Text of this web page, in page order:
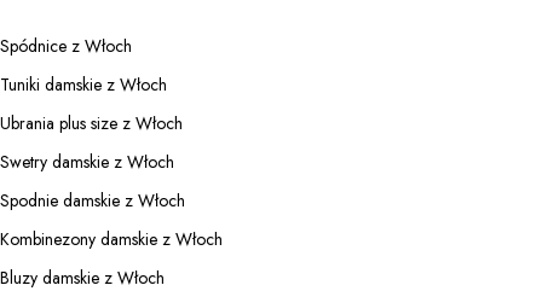
Spódnice z Włoch
Tuniki damskie z Włoch
Ubrania plus size z Włoch
Swetry damskie z Włoch
Spodnie damskie z Włoch
Kombinezony damskie z Włoch
Bluzy damskie z Włoch